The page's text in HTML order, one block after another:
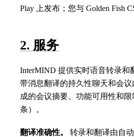
Play 上发布；您与 Golden Fish
2. 服务
InterMIND 提供实时语音转录
带消息翻译的持久性聊天和会
成的会议摘要。功能可用性和
条）。
翻译准确性。
转录和翻译由自